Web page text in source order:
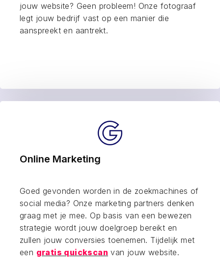
jouw website? Geen probleem! Onze fotograaf
legt jouw bedrijf vast op een manier die
aanspreekt en aantrekt.
Online Marketing
Goed gevonden worden in de zoekmachines of
social media? Onze marketing partners denken
graag met je mee. Op basis van een bewezen
strategie wordt jouw doelgroep bereikt en
zullen jouw conversies toenemen. Tijdelijk met
een gratis quickscan van jouw website.